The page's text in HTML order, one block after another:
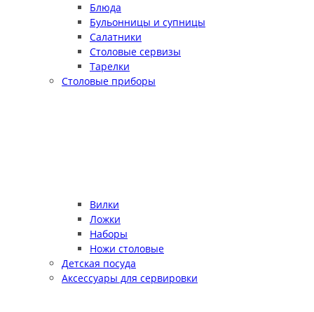
Блюда
Бульонницы и супницы
Салатники
Столовые сервизы
Тарелки
Столовые приборы
Вилки
Ложки
Наборы
Ножи столовые
Детская посуда
Аксессуары для сервировки